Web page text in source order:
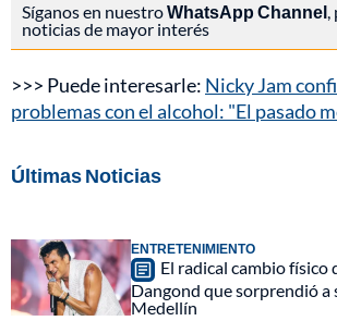
Síganos en nuestroWhatsApp Channel,
noticias de mayor interés
>>> Puede interesarle: Nicky Jam
problemas con el alcohol: "El pasado
Últimas Noticias
ENTRETENIMIENTO
El radical cambio físico
Dangond que sorprendió a
Medellín